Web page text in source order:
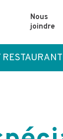
Nous
joindre
RESTAURANT